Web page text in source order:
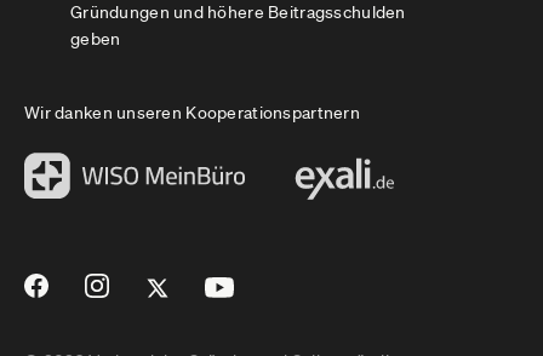
Gründungen und höhere Beitragsschulden
geben
Wir danken unseren Kooperationspartnern